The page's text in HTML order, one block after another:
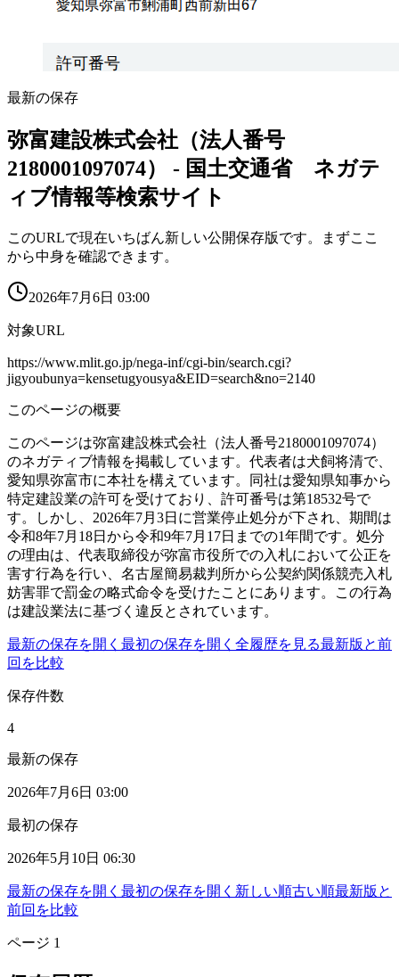
最新の保存
弥富建設株式会社（法人番号
2180001097074） - 国土交通省 ネガテ
ィブ情報等検索サイト
このURLで現在いちばん新しい公開保存版です。まずここ
から中身を確認できます。
2026年7月6日 03:00
対象URL
https://www.mlit.go.jp/nega-inf/cgi-bin/search.cgi?
jigyoubunya=kensetugyousya&EID=search&no=2140
このページの概要
このページは弥富建設株式会社（法人番号2180001097074）
のネガティブ情報を掲載しています。代表者は犬飼将清で、
愛知県弥富市に本社を構えています。同社は愛知県知事から
特定建設業の許可を受けており、許可番号は第18532号で
す。しかし、2026年7月3日に営業停止処分が下され、期間は
令和8年7月18日から令和9年7月17日までの1年間です。処分
の理由は、代表取締役が弥富市役所での入札において公正を
害す行為を行い、名古屋簡易裁判所から公契約関係競売入札
妨害罪で罰金の略式命令を受けたことにあります。この行為
は建設業法に基づく違反とされています。
最新の保存を開く 最初の保存を開く 全履歴を見る最新版と前
回を比較
保存件数
4
最新の保存
2026年7月6日 03:00
最初の保存
2026年5月10日 06:30
最新の保存を開く 最初の保存を開く 新しい順古い順最新版と
前回を比較
ページ 1